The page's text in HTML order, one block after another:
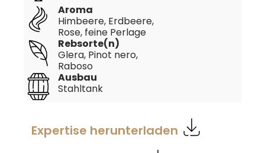
Ausbau
Stahltank
Aroma
Himbeere, Erdbeere,
Rose, feine Perlage
Rebsorte(n)
Glera, Pinot nero,
Raboso
Expertise herunterladen